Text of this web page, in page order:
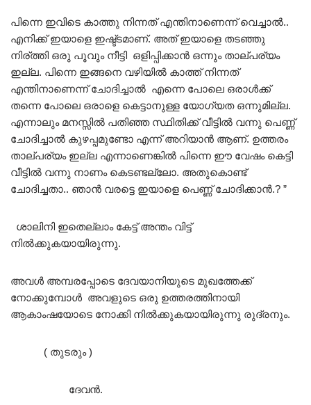
പിന്നെ ഇവിടെ കാത്തു നിന്നത് എന്തിനാണെന്ന് വെച്ചാൽ..
എനിക്ക് ഇയാളെ ഇഷ്ട്ടമാണ്. അത്‌ ഇയാളെ തടഞ്ഞു
നിര്ത്തി ഒരു പൂവും നീട്ടി ഒളിപ്പിക്കാൻ ഒന്നും താല്പര്യം
ഇല്ല. പിന്നെ ഇങ്ങനെ വഴിയിൽ കാത്ത് നിന്നത്
എന്തിനാണെന്ന് ചോദിച്ചാൽ എന്നെ പോലെ ഒരാൾക്ക്
തന്നെ പോലെ ഒരാളെ കെട്ടാനുള്ള യോഗ്യത ഒന്നുമില്ല.
എന്നാലും മനസ്സിൽ പതിഞ്ഞ സ്ഥിതിക്ക് വീട്ടിൽ വന്നു പെണ്ണ്
ചോദിച്ചാൽ കുഴപ്പമുണ്ടോ എന്ന് അറിയാൻ ആണ്. ഉത്തരം
താല്പര്യം ഇല്ല എന്നാണെങ്കിൽ പിന്നെ ഈ വേഷം കെട്ടി
വീട്ടിൽ വന്നു നാണം കെടണ്ടല്ലോ. അതുകൊണ്ട്
ചോദിച്ചതാ.. ഞാൻ വരട്ടെ ഇയാളെ പെണ്ണ് ചോദിക്കാൻ.? ”
ശാലിനി ഇതെല്ലാം കേട്ട് അന്തം വിട്ട്
നിൽക്കുകയായിരുന്നു.
അവൾ അമ്പരപ്പോടെ ദേവയാനിയുടെ മുഖത്തേക്ക്
നോക്കുമ്പോൾ അവളുടെ ഒരു ഉത്തരത്തിനായി
ആകാംഷയോടെ നോക്കി നിൽക്കുകയായിരുന്നു രുദ്രനും.
( തുടരും )
ദേവൻ.